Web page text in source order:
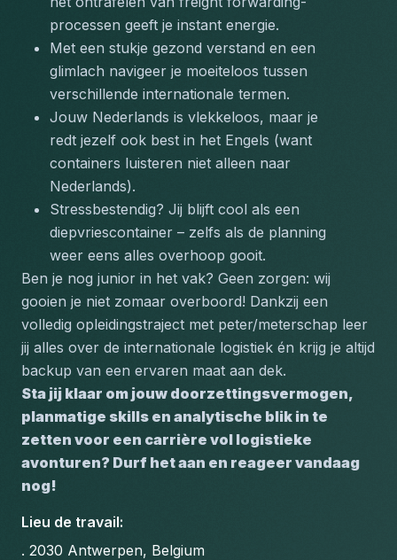
processen geeft je instant energie.
Met een stukje gezond verstand en een
glimlach navigeer je moeiteloos tussen
verschillende internationale termen.
Jouw Nederlands is vlekkeloos, maar je
redt jezelf ook best in het Engels (want
containers luisteren niet alleen naar
Nederlands).
Stressbestendig? Jij blijft cool als een
diepvriescontainer – zelfs als de planning
weer eens alles overhoop gooit.
Ben je nog junior in het vak? Geen zorgen: wij
gooien je niet zomaar overboord! Dankzij een
volledig opleidingstraject met peter/meterschap leer
jij alles over de internationale logistiek én krijg je altijd
backup van een ervaren maat aan dek.
Sta jij klaar om jouw doorzettingsvermogen,
planmatige skills en analytische blik in te
zetten voor een carrière vol logistieke
avonturen? Durf het aan en reageer vandaag
nog!
Lieu de travail:
. 2030 Antwerpen, Belgium